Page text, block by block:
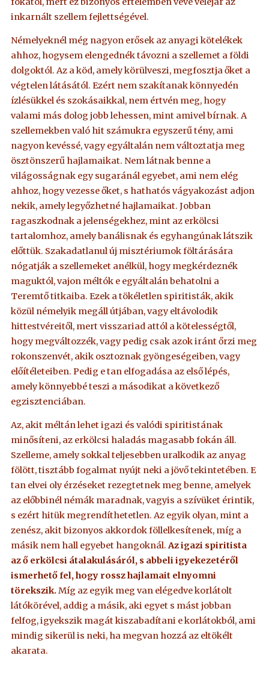
inkarnált szellem fejlettségével.
Némelyeknél még nagyon erősek az anyagi kötelékek
ahhoz, hogysem elengednék távozni a szellemet a földi
dolgoktól. Az a köd, amely körülveszi, megfosztja őket a
végtelen látásától. Ezért nem szakítanak könnyedén
ízlésükkel és szokásaikkal, nem értvén meg, hogy
valami más dolog jobb lehessen, mint amivel bírnak. A
szellemekben való hit számukra egyszerű tény, ami
nagyon kevéssé, vagy egyáltalán nem változtatja meg
ösztönszerű hajlamaikat. Nem látnak benne a
világosságnak egy sugaránál egyebet, ami nem elég
ahhoz, hogy vezesse őket, s hathatós vágyakozást adjon
nekik, amely legyőzhetné hajlamaikat. Jobban
ragaszkodnak a jelenségekhez, mint az erkölcsi
tartalomhoz, amely banálisnak és egyhangúnak látszik
előttük. Szakadatlanul új misztériumok föltárására
nógatják a szellemeket anélkül, hogy megkérdeznék
maguktól, vajon méltók e egyáltalán behatolni a
Teremtő titkaiba. Ezek a tökéletlen spiritisták, akik
közül némelyik megáll útjában, vagy eltávolodik
hittestvéreitől, mert visszariad attól a kötelességtől,
hogy megváltozzék, vagy pedig csak azok iránt őrzi meg
rokonszenvét, akik osztoznak gyöngeségeiben, vagy
előítéleteiben. Pedig e tan elfogadása az első lépés,
amely könnyebbé teszi a másodikat a következő
egzisztenciában.
Az, akit méltán lehet igazi és valódi spiritistának
minősíteni, az erkölcsi haladás magasabb fokán áll.
Szelleme, amely sokkal teljesebben uralkodik az anyag
fölött, tisztább fogalmat nyújt neki a jövő tekintetében. E
tan elvei oly érzéseket rezegtetnek meg benne, amelyek
az előbbinél némák maradnak, vagyis a szívüket érintik,
s ezért hitük megrendíthetetlen. Az egyik olyan, mint a
zenész, akit bizonyos akkordok föllelkesítenek, míg a
másik nem hall egyebet hangoknál.Az igazi spiritista
az ő erkölcsi átalakulásáról, s abbeli igyekezetéről
ismerhető fel, hogy rossz hajlamait elnyomni
törekszik.Míg az egyik meg van elégedve korlátolt
látókörével, addig a másik, aki egyet s mást jobban
felfog, igyekszik magát kiszabadítani e korlátokból, ami
mindig sikerül is neki, ha megvan hozzá az eltökélt
akarata.